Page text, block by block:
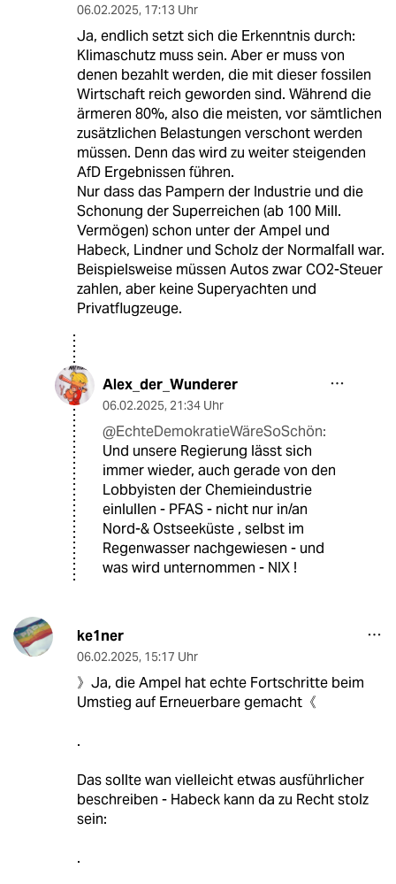
06.02.2025, 17:13 Uhr
Ja, endlich setzt sich die Erkenntnis durch:
Klimaschutz muss sein. Aber er muss von
denen bezahlt werden, die mit dieser fossilen
Wirtschaft reich geworden sind. Während die
ärmeren 80%, also die meisten, vor sämtlichen
zusätzlichen Belastungen verschont werden
müssen. Denn das wird zu weiter steigenden
AfD Ergebnissen führen.
Nur dass das Pampern der Industrie und die
Schonung der Superreichen (ab 100 Mill.
Vermögen) schon unter der Ampel und
Habeck, Lindner und Scholz der Normalfall war.
Beispielsweise müssen Autos zwar CO2-Steuer
zahlen, aber keine Superyachten und
Privatflugzeuge.
Alex_der_Wunderer
06.02.2025, 21:34 Uhr
@EchteDemokratieWäreSoSchön:
Und unsere Regierung lässt sich
immer wieder, auch gerade von den
Lobbyisten der Chemieindustrie
einlullen - PFAS - nicht nur in/an
Nord-& Ostseeküste , selbst im
Regenwasser nachgewiesen - und
was wird unternommen - NIX !
ke1ner
06.02.2025, 15:17 Uhr
》Ja, die Ampel hat echte Fortschritte beim
Umstieg auf Erneuerbare gemacht《
.
Das sollte wan vielleicht etwas ausführlicher
beschreiben - Habeck kann da zu Recht stolz
sein:
.